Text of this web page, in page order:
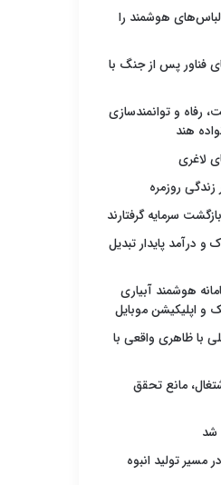
هوشمند را
فناور پس از جنگ با
رفاه و توانمندسازی
هند
لاغری
زندگی روزمره
سرمایه گرفتارند
درآمد پایدار تبدیل
هوشمند آبیاری
و اپلیکیشن موبایل
با ظاهری واقعی با
مانع تحقق
شد
تولید انبوه